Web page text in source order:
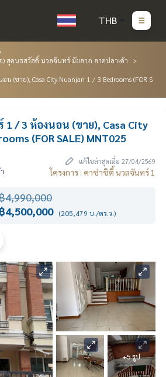
THB
) สุคนธสวัสดิ์ นวลจันทร์ มัยลาภ ลาดปลาเค้า
(ขาย), Casa City Nuanjan 1 / 3 Bedrooms (FOR S
/ 3 ห้องนอน (ขาย), Casa City
(FOR SALE) MNT025
แก้ไขล่าสุดเมื่อ 27/04/2569
โครงการ : คาซ่าซิตี้ นวลจันทร์ 1
4,990,000
฿4,500,000 (205,479 บ./ตร.ว.)
+5 รูป